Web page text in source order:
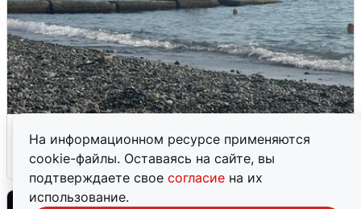
На информационном ресурсе применяются
cookie-файлы. Оставаясь на сайте, вы
подтверждаете свое согласие на их
использование.
6 августа 0